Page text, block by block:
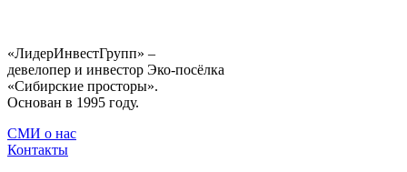
«ЛидерИнвестГрупп» –
девелопер и инвестор Эко-посёлка
«Сибирские просторы».
Основан в 1995 году.
СМИ о нас
Контакты